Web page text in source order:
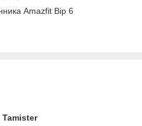
Amazfit Bip 6
Tamister